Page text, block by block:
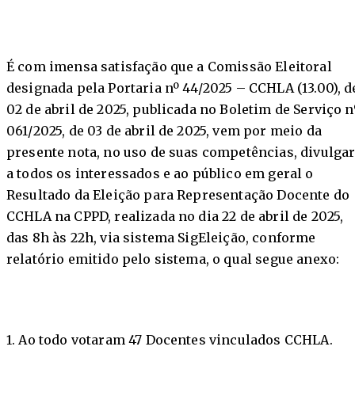
É com imensa satisfação que a Comissão Eleitoral
designada pela Portaria nº 44/2025 – CCHLA (13.00),
02 de abril de 2025, publicada no Boletim de Serviço
061/2025, de 03 de abril de 2025, vem por meio da
presente nota, no uso de suas competências, divulgar
a todos os interessados e ao público em geral o
Resultado da Eleição para Representação Docente do
CCHLA na CPPD, realizada no dia 22 de abril de 2025,
das 8h às 22h, via sistema SigEleição, conforme
relatório emitido pelo sistema, o qual segue anexo:
1. Ao todo votaram 47 Docentes vinculados CCHLA.